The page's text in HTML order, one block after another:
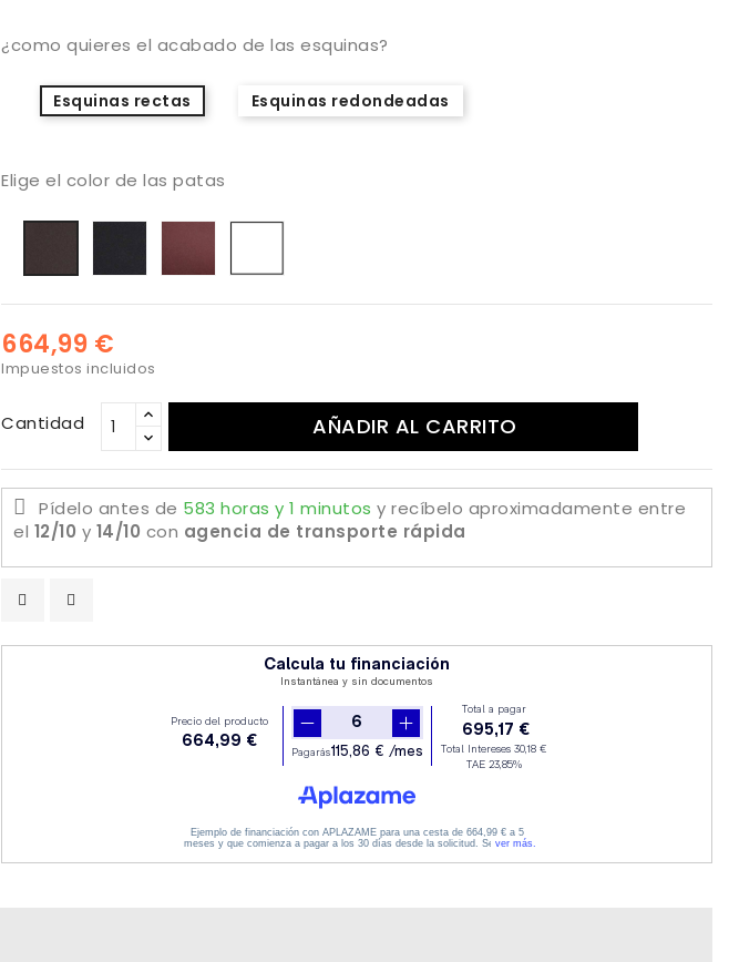
¿como quieres el acabado de las esquinas?
Esquinas rectas Esquinas redondeadas
Elige el color de las patas
664,99 €
Impuestos incluidos
Cantidad AÑADIR AL CARRITO
Pídelo antes de 583 horas y 1 minutos y recíbelo aproximadamente entre
el 12/10 y 14/10 con agencia de transporte rápida